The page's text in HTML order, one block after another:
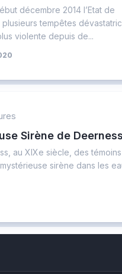
décembre 2014 l’Etat de
tempêtes
violente depuis de...
Sirène de Deerness
au XIXe siècle, des témoins
sirène dans les